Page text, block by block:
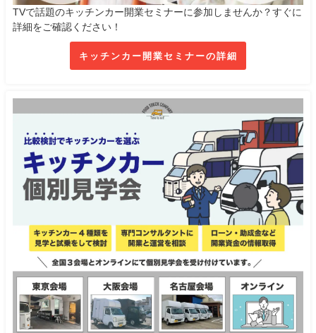
TVで話題のキッチンカー開業セミナーに参加しませんか？すぐに
詳細をご確認ください！
キッチンカー開業セミナーの詳細